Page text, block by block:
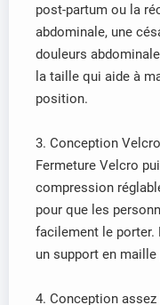
post-partum ou la
abdominale, une
douleurs
la taille qui aide à
position.
3. Conception
Fermeture Velcro
compression
pour que les
facilement le porter.
un support en
4. Conception assez